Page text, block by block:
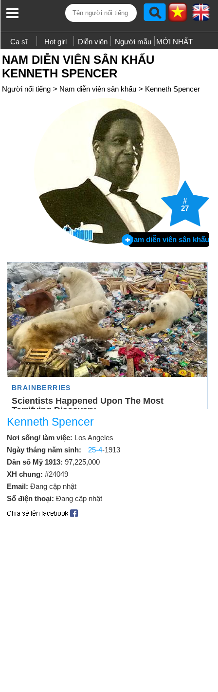
Ca sĩ Hot girl Diễn viên Người mẫu MỚI NHẤT
NAM DIỄN VIÊN SÂN KHẤU
KENNETH SPENCER
Người nổi tiếng > Nam diễn viên sân khấu > Kenneth Spencer
#
27
Nam diễn viên sân khấu
Kenneth Spencer
Nơi sống/ làm việc: Los Angeles
Ngày tháng năm sinh:
25-4-1913
Dân số Mỹ 1913: 97,225,000
XH chung: #24049
Email: Đang cập nhật
Số điện thoại: Đang cập nhật